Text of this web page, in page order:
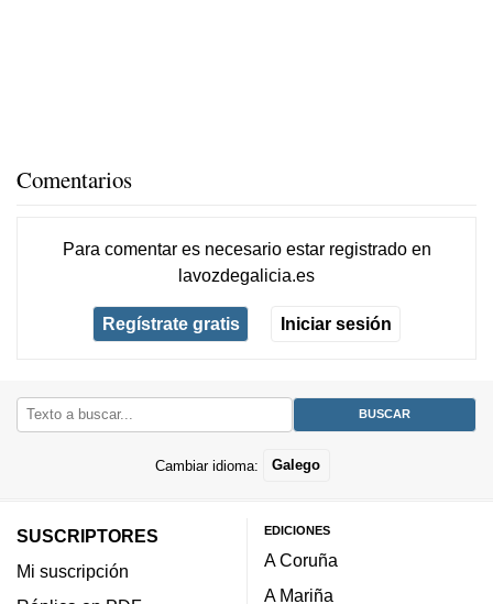
Comentarios
Para comentar es necesario estar registradoen
lavozdegalicia.es
Regístrate gratis Iniciar sesión
Cambiar idioma: Galego
SUSCRIPTORES
Mi suscripción
EDICIONES
A Coruña
A Mariña